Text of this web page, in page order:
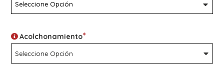
Acolchonamiento*